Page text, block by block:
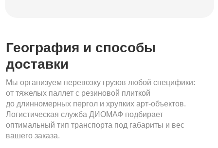
География и способы
доставки
Мы организуем перевозку грузов любой специфики:
от тяжелых паллет с резиновой плиткой
до длинномерных пергол и хрупких арт-объектов.
Логистическая служба ДИОМАФ подбирает
оптимальный тип транспорта под габариты и вес
вашего заказа.